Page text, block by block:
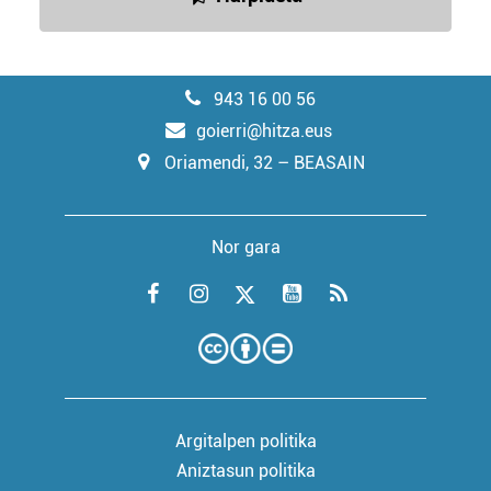
943 16 00 56
goierri@hitza.eus
Oriamendi, 32 – BEASAIN
Nor gara
Argitalpen politika
Aniztasun politika